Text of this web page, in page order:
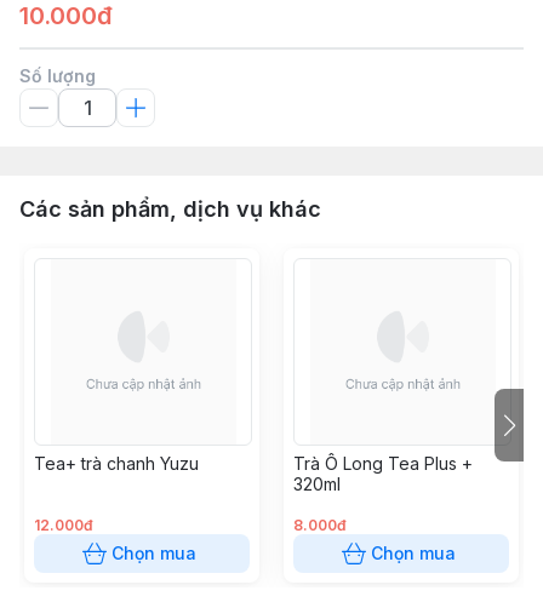
10.000đ
Số lượng
Các sản phẩm, dịch vụ khác
Tea+ trà chanh Yuzu
12.000đ
Chọn mua
Trà Ô Long Tea Plus +
320ml
8.000đ
Chọn mua